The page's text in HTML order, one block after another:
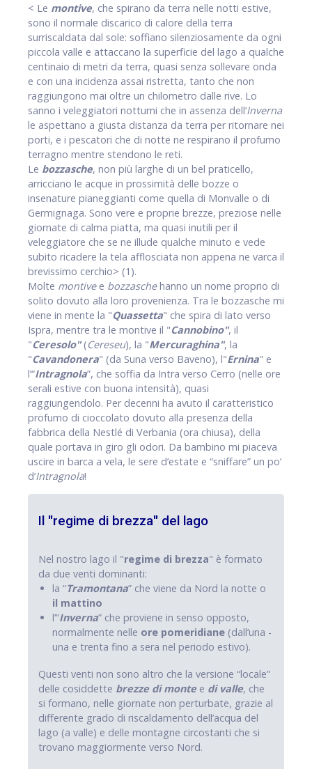
< Le montive, che spirano da terra nelle notti estive,
sono il normale discarico di calore della terra
surriscaldata dal sole: soffiano silenziosamente da ogni
piccola valle e attaccano la superficie del lago a qualche
centinaio di metri da terra, quasi senza sollevare onda
e con una incidenza assai ristretta, tanto che non
raggiungono mai oltre un chilometro dalle rive. Lo
sanno i veleggiatori notturni che in assenza dell’Inverna
le aspettano a giusta distanza da terra per ritornare nei
porti, e i pescatori che di notte ne respirano il profumo
terragno mentre stendono le reti.
Le bozzasche, non più larghe di un bel praticello,
arricciano le acque in prossimità delle bozze o
insenature pianeggianti come quella di Monvalle o di
Germignaga. Sono vere e proprie brezze, preziose nelle
giornate di calma piatta, ma quasi inutili per il
veleggiatore che se ne illude qualche minuto e vede
subito ricadere la tela afflosciata non appena ne varca il
brevissimo cerchio> (1).
Molte montivee bozzaschehanno un nome proprio di
solito dovuto alla loro provenienza. Tra le bozzasche mi
viene in mente la "Quassetta" che spira di lato verso
Ispra, mentre tra le montive il "Cannobino", il
"Ceresolo"(Cereseu), la "Mercuraghina", la
"Cavandonera" (da Suna verso Baveno), l"Ernina" e
l’“Intragnola”, che soffia da Intra verso Cerro (nelle ore
serali estive con buona intensità), quasi
raggiungendolo. Per decenni ha avuto il caratteristico
profumo di cioccolato dovuto alla presenza della
fabbrica della Nestlé di Verbania (ora chiusa), della
quale portava in giro gli odori. Da bambino mi piaceva
uscire in barca a vela, le sere d’estate e “sniffare” un po’
d’Intragnola!
Il "regime di brezza" del lago
Nel nostro lago il "regime di brezza" è formato
da due venti dominanti:
la “Tramontana” che viene da Nord la notte o
il mattino
l’”Inverna” che proviene in senso opposto,
normalmente nelle ore pomeridiane (dall’una -
una e trenta fino a sera nel periodo estivo).
Questi venti non sono altro che la versione “locale”
delle cosiddette brezze di monte e di valle, che
si formano, nelle giornate non perturbate, grazie al
differente grado di riscaldamento dell’acqua del
lago (a valle) e delle montagne circostanti che si
trovano maggiormente verso Nord.